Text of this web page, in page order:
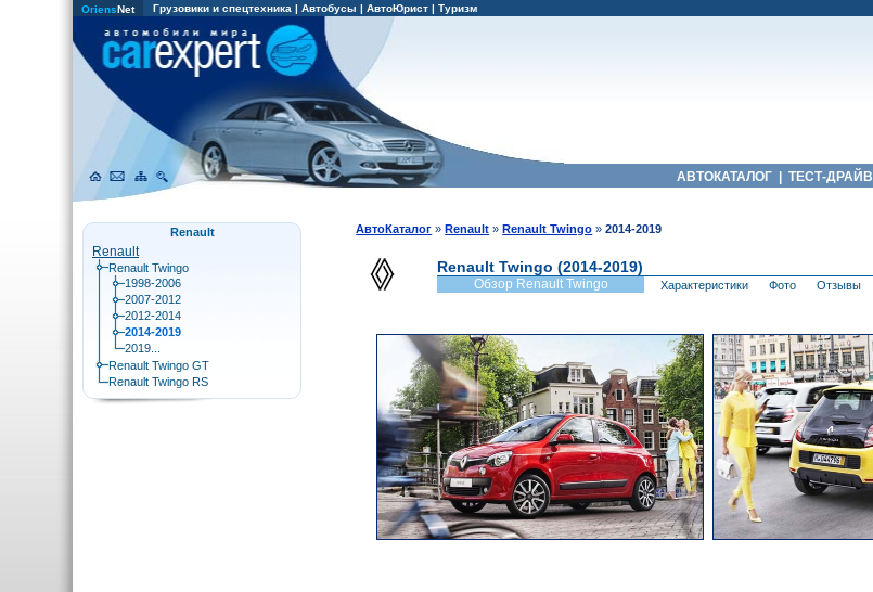
OriensNet Грузовики и спецтехника | Автобусы | АвтоЮрист | Туризм
АВТОКАТАЛОГ ТЕСТ-ДРАЙВ
АвтоКаталог »Renault »Renault Twingo »2014-2019
Renault Twingo (2014-2019)
Обзор Renault Twingo Характеристики Фото Отзывы
Renault
Renault
Renault Twingo
1998-2006
2007-2012
2012-2014
2014-2019
2019...
Renault Twingo GT
Renault Twingo RS